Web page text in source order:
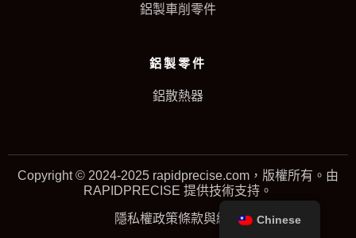
鋁製車削零件
鋁製零件
鋁散熱器
Copyright © 2024-2025 rapidprecise.com，版權所有。由
RAPIDPRECISE 提供技術支持。
隱私權政策條款與細則 Chinese